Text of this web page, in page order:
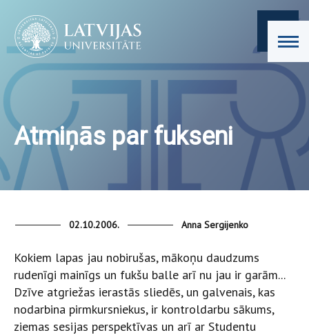
Atmiņās par fukseni
02.10.2006. Anna Sergijenko
Kokiem lapas jau nobirušas, mākoņu daudzums
rudenīgi mainīgs un fukšu balle arī nu jau ir garām...
Dzīve atgriežas ierastās sliedēs, un galvenais, kas
nodarbina pirmkursniekus, ir kontroldarbu sākums,
ziemas sesijas perspektīvas un arī ar Studentu